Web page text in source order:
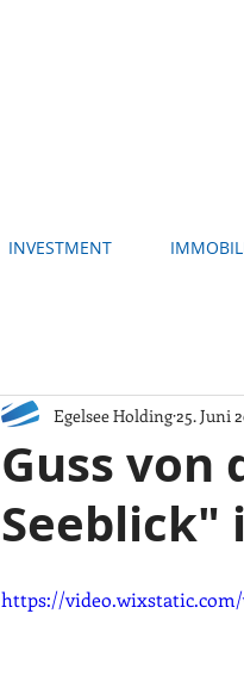
INVESTMENT
Guss von
Seeblick"
Egelsee Holding25. Juni
https://video.wixstatic.com/